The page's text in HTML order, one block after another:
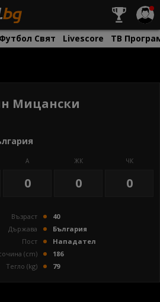
Футбол Свят Livescore ТВ
Мицански
А
0
ЖК
0
ЧК
0
Възраст
40
Държава
България
Пост
Нападател
(cm)
186
Тегло (kg)
79